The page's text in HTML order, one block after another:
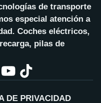
de transporte
especial atención a
Coches eléctricos,
pilas de
DE PRIVACIDAD